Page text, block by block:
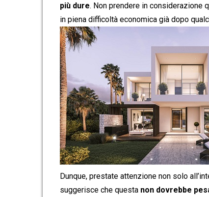
più dure. Non prendere in considerazione
in piena difficoltà economica già dopo
Dunque, prestate attenzione non solo
suggerisce che questa non dovrebbe